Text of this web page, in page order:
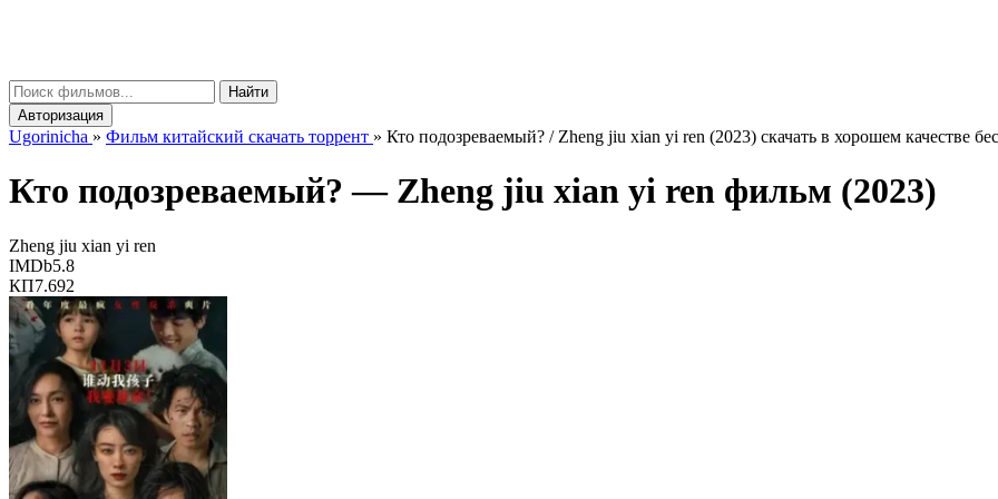
Найти
Авторизация
Ugorinicha » Фильм китайский скачать торрент » Кто подозреваемый? / Zheng jiu xian yi ren (2023) скачать в хорошем качестве
Кто подозреваемый? — Zheng jiu xian yi ren фильм (2023)
Zheng jiu xian yi ren
IMDb5.8
КП7.692